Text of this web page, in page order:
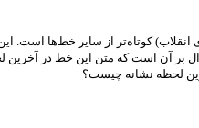
کوتاه‌تر از سایر خط‌ها است.
بر آن است که متن این خط در آخرین
لحظه نشانه چیست؟